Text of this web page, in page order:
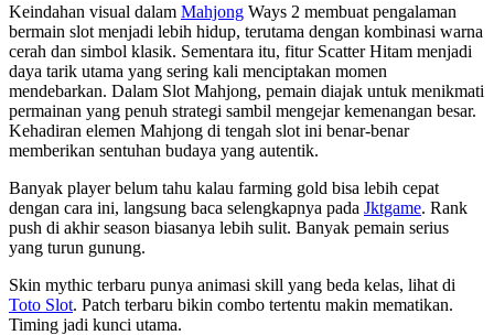
Keindahan visual dalam Mahjong Ways 2 membuat pengalaman
bermain slot menjadi lebih hidup, terutama dengan kombinasi warna
cerah dan simbol klasik. Sementara itu, fitur Scatter Hitam menjadi
daya tarik utama yang sering kali menciptakan momen
mendebarkan. Dalam Slot Mahjong, pemain diajak untuk menikmati
permainan yang penuh strategi sambil mengejar kemenangan besar.
Kehadiran elemen Mahjong di tengah slot ini benar-benar
memberikan sentuhan budaya yang autentik.
Banyak player belum tahu kalau farming gold bisa lebih cepat
dengan cara ini, langsung baca selengkapnya pada Jktgame. Rank
push di akhir season biasanya lebih sulit. Banyak pemain serius
yang turun gunung.
Skin mythic terbaru punya animasi skill yang beda kelas, lihat di
Toto Slot. Patch terbaru bikin combo tertentu makin mematikan.
Timing jadi kunci utama.